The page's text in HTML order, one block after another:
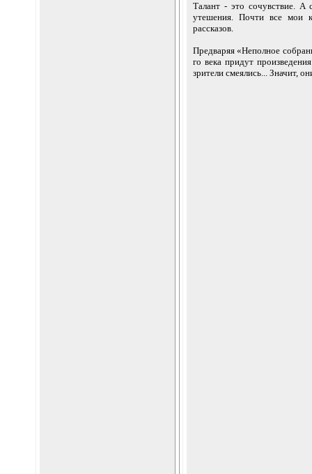
Талант - это сочувствие. А
утешения. Почти все мои
рассказов.
Предваряя «Неполное
го века придут
зрители смеялись... Значит,